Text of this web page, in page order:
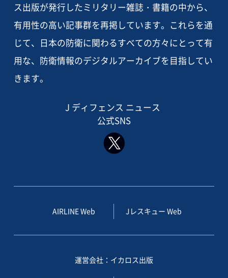
ス出版が発行したミリタリー雑誌・書籍の中から、
有用性の高い記事群を再掲しています。これらを通
じて、日本の防衛に関わるすべての方々にとって有
用な、防衛情報のデジタルアーカイブを目指してい
きます。
J ディフェンス ニュース
公式SNS
AIRLINE Web Jレスキュー Web
運営会社：イカロス出版